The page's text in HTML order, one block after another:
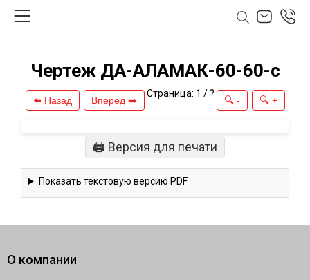
Чертеж ДА-АЛАМАК-60-60-с
⬅️ Назад Вперед ➡️
Страница: 1 /?
🔍 - 🔍 +
🖨️ Версия для печати
Показать текстовую версию PDF
О компании